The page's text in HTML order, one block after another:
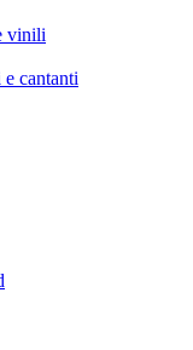
vinili
cantanti